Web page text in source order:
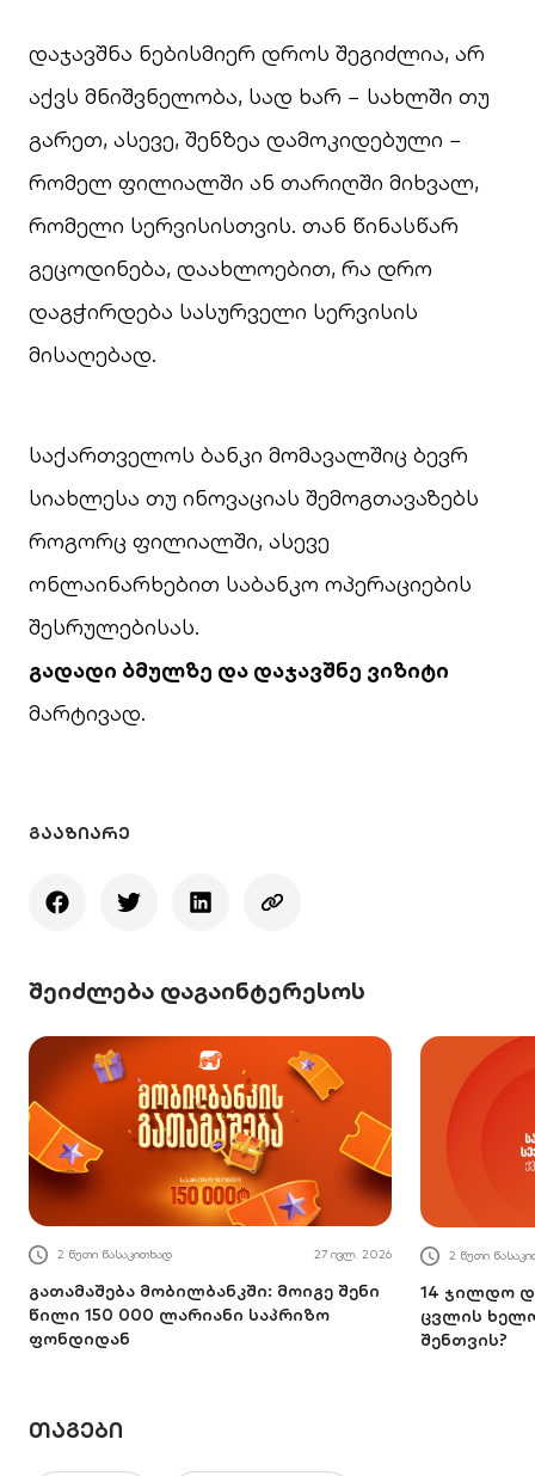
დაჯავშნა ნებისმიერ დროს შეგიძლია, არ
აქვს მნიშვნელობა, სად ხარ − სახლში თუ
გარეთ, ასევე, შენზეა დამოკიდებული −
რომელ ფილიალში ან თარიღში მიხვალ,
რომელი სერვისისთვის. თან წინასწარ
გეცოდინება, დაახლოებით, რა დრო
დაგჭირდება სასურველი სერვისის
მისაღებად.
საქართველოს ბანკი მომავალშიც ბევრ
სიახლესა თუ ინოვაციას შემოგთავაზებს
როგორც ფილიალში, ასევე
ონლაინარხებით საბანკო ოპერაციების
შესრულებისას.
გადადი ბმულზე და დაჯავშნე ვიზიტი
მარტივად.
ᲒᲐᲐᲖᲘᲐᲠᲔ
შეიძლება დაგაინტერესოს
2 წუთი წასაკითხად 27 ივლ. 2026
გათამაშება მობილბანკში: მოიგე შენი
წილი 150 000 ლარიანი საპრიზო
ფონდიდან
2 წუთი
14 ჯილდო
ცვლის
შენთვის?
ᲗᲐᲒᲔᲑᲘ